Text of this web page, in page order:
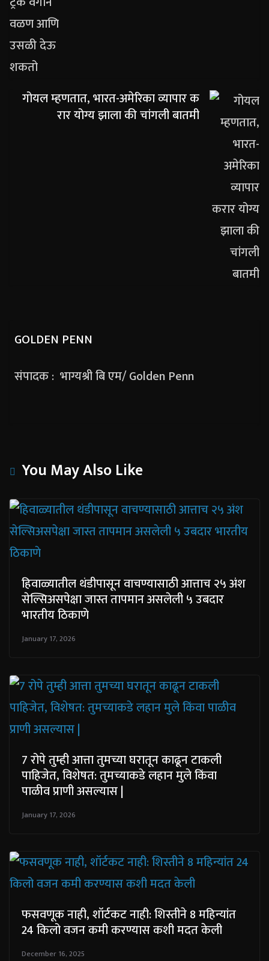
गोयल म्हणतात, भारत-अमेरिका व्यापार क
रार योग्य झाला की चांगली बातमी
GOLDEN PENN
संपादक : भाग्यश्री बि एम/ Golden Penn
You May Also Like
हिवाळ्यातील थंडीपासून वाचण्यासाठी आत्ताच २५ अंश
सेल्सिअसपेक्षा जास्त तापमान असलेली ५ उबदार
भारतीय ठिकाणे
January 17, 2026
7 रोपे तुम्ही आत्ता तुमच्या घरातून काढून टाकली
पाहिजेत, विशेषत: तुमच्याकडे लहान मुले किंवा
पाळीव प्राणी असल्यास |
January 17, 2026
फसवणूक नाही, शॉर्टकट नाही: शिस्तीने 8 महिन्यांत
24 किलो वजन कमी करण्यास कशी मदत केली
December 16, 2025